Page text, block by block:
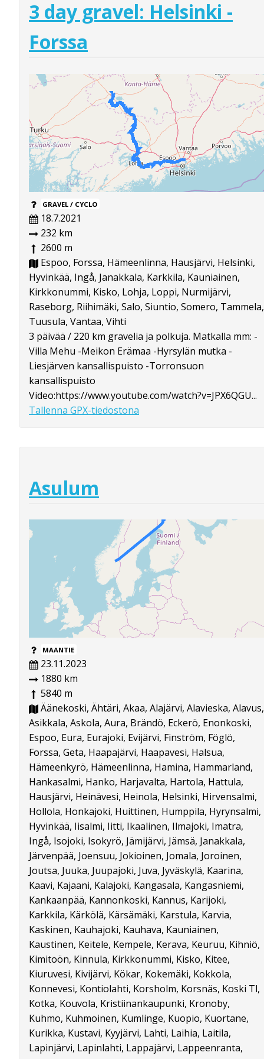
3 day gravel: Helsinki -
Forssa
GRAVEL / CYCLO
18.7.2021
232 km
2600 m
Espoo, Forssa, Hämeenlinna, Hausjärvi, Helsinki,
Hyvinkää, Ingå, Janakkala, Karkkila, Kauniainen,
Kirkkonummi, Kisko, Lohja, Loppi, Nurmijärvi,
Raseborg, Riihimäki, Salo, Siuntio, Somero, Tammela,
Tuusula, Vantaa, Vihti
3 päivää / 220 km gravelia ja polkuja. Matkalla mm: -
Villa Mehu -Meikon Erämaa -Hyrsylän mutka -
Liesjärven kansallispuisto -Torronsuon
kansallispuisto
Video:https://www.youtube.com/watch?v=JPX6QGU...
Tallenna GPX-tiedostona
Asulum
MAANTIE
23.11.2023
1880 km
5840 m
Äänekoski, Ähtäri, Akaa, Alajärvi, Alavieska, Alavus,
Asikkala, Askola, Aura, Brändö, Eckerö, Enonkoski,
Espoo, Eura, Eurajoki, Evijärvi, Finström, Föglö,
Forssa, Geta, Haapajärvi, Haapavesi, Halsua,
Hämeenkyrö, Hämeenlinna, Hamina, Hammarland,
Hankasalmi, Hanko, Harjavalta, Hartola, Hattula,
Hausjärvi, Heinävesi, Heinola, Helsinki, Hirvensalmi,
Hollola, Honkajoki, Huittinen, Humppila, Hyrynsalmi,
Hyvinkää, Iisalmi, Iitti, Ikaalinen, Ilmajoki, Imatra,
Ingå, Isojoki, Isokyrö, Jämijärvi, Jämsä, Janakkala,
Järvenpää, Joensuu, Jokioinen, Jomala, Joroinen,
Joutsa, Juuka, Juupajoki, Juva, Jyväskylä, Kaarina,
Kaavi, Kajaani, Kalajoki, Kangasala, Kangasniemi,
Kankaanpää, Kannonkoski, Kannus, Karijoki,
Karkkila, Kärkölä, Kärsämäki, Karstula, Karvia,
Kaskinen, Kauhajoki, Kauhava, Kauniainen,
Kaustinen, Keitele, Kempele, Kerava, Keuruu, Kihniö,
Kimitoön, Kinnula, Kirkkonummi, Kisko, Kitee,
Kiuruvesi, Kivijärvi, Kökar, Kokemäki, Kokkola,
Konnevesi, Kontiolahti, Korsholm, Korsnäs, Koski Tl,
Kotka, Kouvola, Kristiinankaupunki, Kronoby,
Kuhmo, Kuhmoinen, Kumlinge, Kuopio, Kuortane,
Kurikka, Kustavi, Kyyjärvi, Lahti, Laihia, Laitila,
Lapinjärvi, Lapinlahti, Lappajärvi, Lappeenranta,